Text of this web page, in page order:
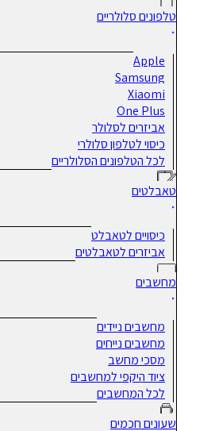
טלפונים סלולריים
Apple
Samsung
Xiaomi
One Plus
אביזרים לסלולר
כיסוי לטלפון סלולרי
לכל הטלפונים הסלולריים
טאבלטים
כיסויים לטאבלט
אביזרים לטאבלטים
מחשבים
מחשבים ניידים
מחשבים נייחים
מסכי מחשב
ציוד היקפי למחשבים
לכל המחשבים
שעונים חכמים